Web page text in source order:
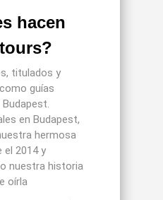
hacen
titulados y
guías
en Budapest,
hermosa
el 2014 y
nuestra historia
oírla